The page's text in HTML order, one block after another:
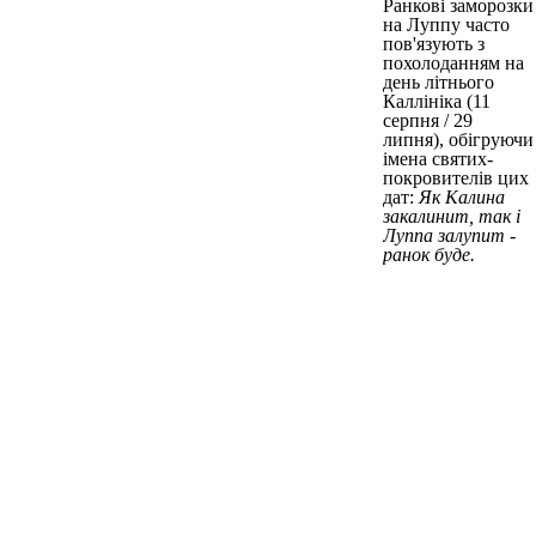
Ранкові заморозки
на Луппу часто
пов'язують з
похолоданням на
день літнього
Каллініка (11
серпня / 29
липня), обігруючи
імена святих-
покровителів цих
дат: Як Калина
закалинит, так і
Луппа залупит -
ранок буде.